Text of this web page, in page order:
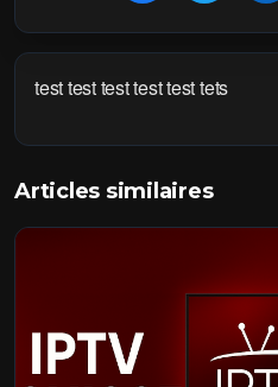
test test test test test tets
Articles similaires